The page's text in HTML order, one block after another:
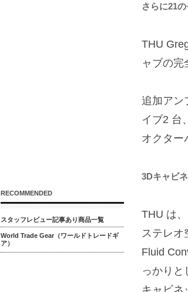
さらに21
THU
ャブの完
追加アン
イブ2 台
オクター
3Dキャビ
THU は
ステレオ
Fluid
っかりと
キャビネ
RECOMMENDED
スタッフレビュー記事あり商品一覧
World Trade Gear（ワールドトレードギ
ア）